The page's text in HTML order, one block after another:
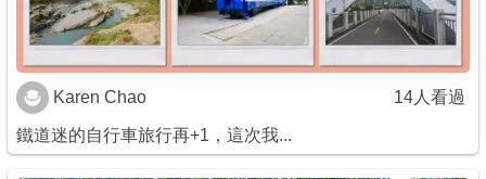
討論區
聯絡我們
APP下載
Karen Chao 14人看過
鐵道迷的自行車旅行再+1，這次我...